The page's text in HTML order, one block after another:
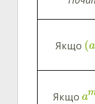
Якщо (a
Якщо a